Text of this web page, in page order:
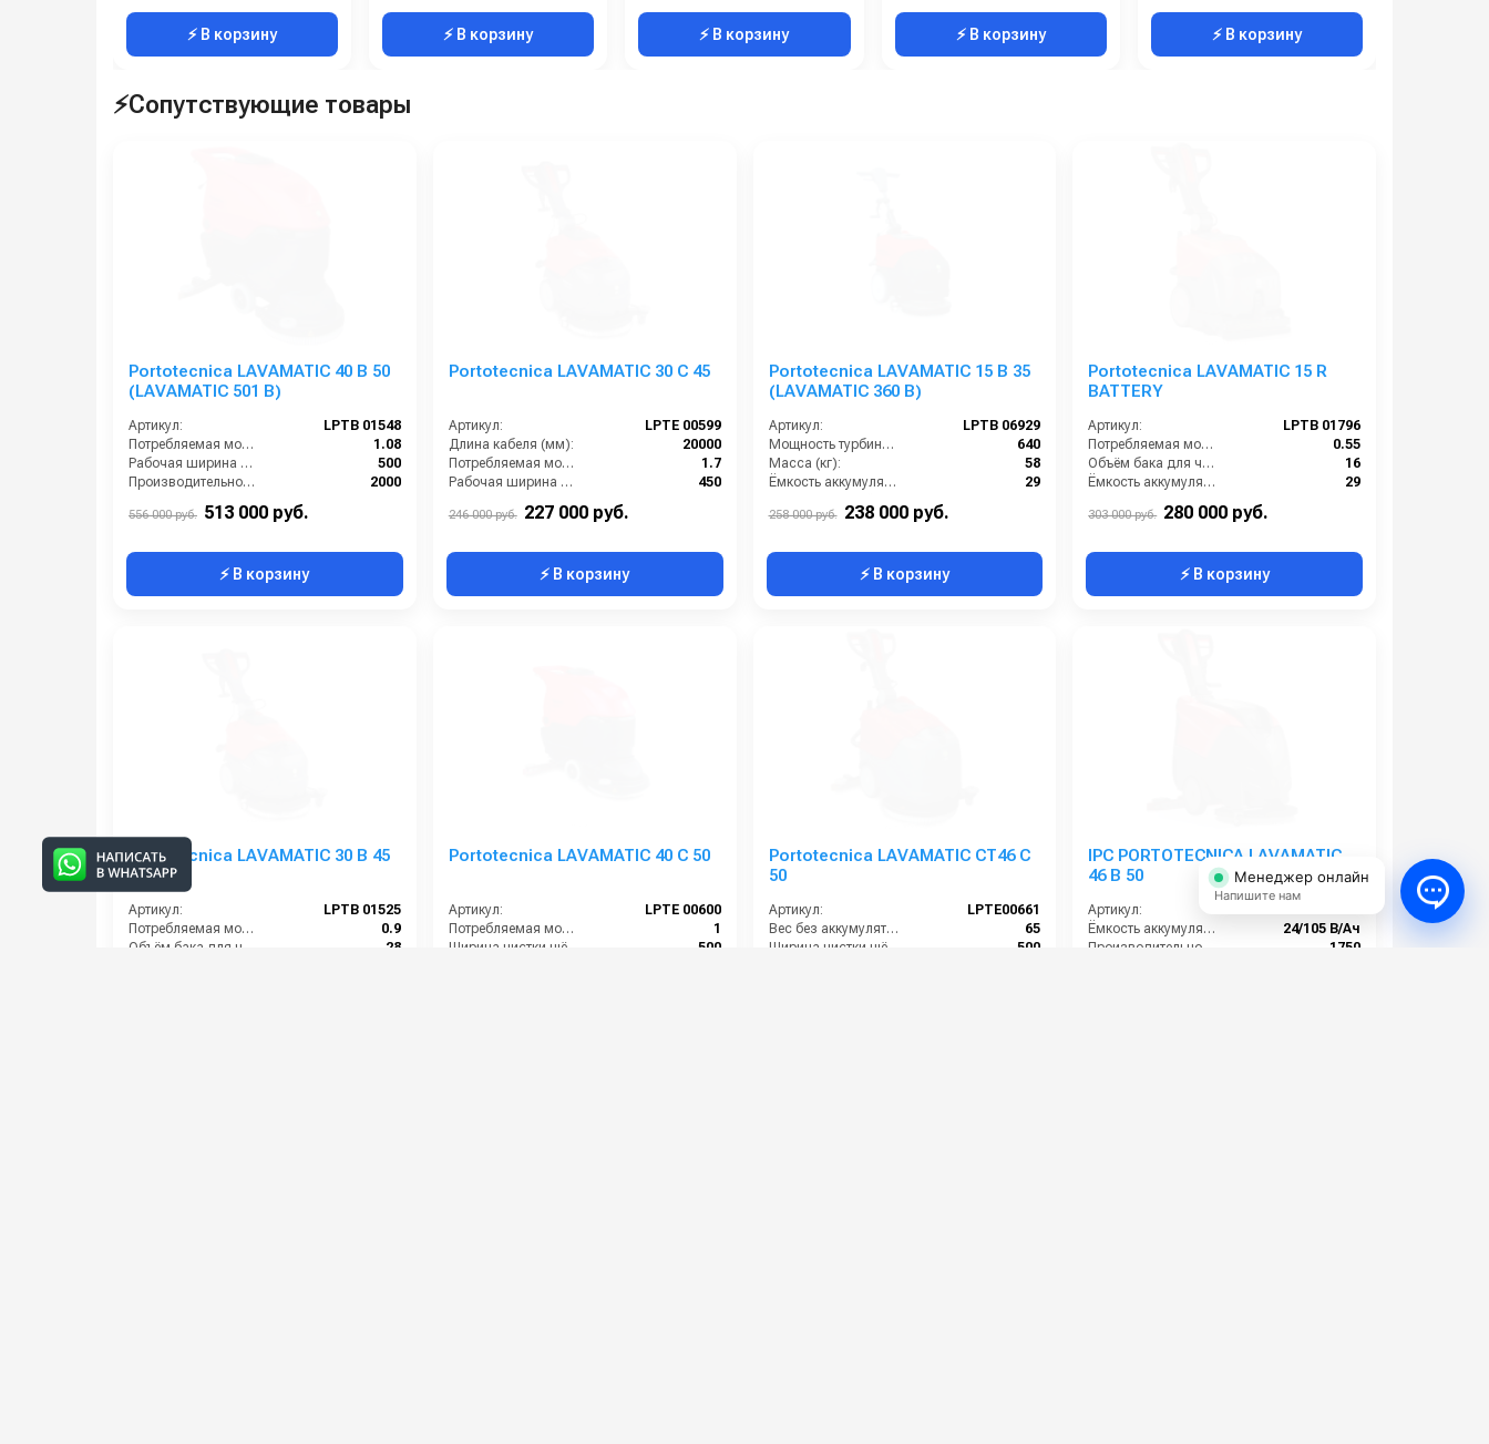
⚡ В корзину ⚡ В корзину ⚡ В корзину ⚡ В корзину ⚡ В корзину
⚡Сопутствующие товары
Portotecnica LAVAMATIC 40 B 50
(LAVAMATIC 501 B)
Артикул:
LPTB 01548
Потребляемая мощность (кВт):
1.08
Рабочая ширина щеток (мм):
500
Производительность по площади (м2/ч):
2000
556 000 руб. 513 000 руб.
⚡ В корзину
Portotecnica LAVAMATIC 30 C 45
Артикул:
LPTЕ 00599
Длина кабеля (мм):
20000
Потребляемая мощность (кВт):
1.7
Рабочая ширина щеток (мм):
450
246 000 руб. 227 000 руб.
⚡ В корзину
Portotecnica LAVAMATIC 15 B 35
(LAVAMATIC 360 B)
Артикул:
LPTB 06929
Мощность турбины (Вт):
640
Масса (кг):
58
Ёмкость аккумуляторов (Ач):
29
258 000 руб. 238 000 руб.
⚡ В корзину
Portotecnica LAVAMATIC 15 R
BATTERY
Артикул:
LPTB 01796
Потребляемая мощность (кВт):
0.55
Объём бака для чистой воды (л):
16
Ёмкость аккумуляторов (Ач):
29
303 000 руб. 280 000 руб.
⚡ В корзину
Portotecnica LAVAMATIC 30 B 45
Артикул:
LPTB 01525
Потребляемая мощность (кВт):
0.9
28
Portotecnica LAVAMATIC 40 C 50
Артикул:
LPTE 00600
Потребляемая мощность (кВт):
1
Ширина чистки щёток (мм):
500
Portotecnica LAVAMATIC СТ46 C
50
Артикул:
LPTE00661
Вес без аккумуляторов (кг):
65
Ширина чистки щёток (мм):
500
IPC PORTOTECNICA LAVAMATIC
46 B 50
Артикул:
Ёмкость аккумуляторов (Ач):
24/105 В/Ач
1750
Менеджер онлайн
Напишите нам